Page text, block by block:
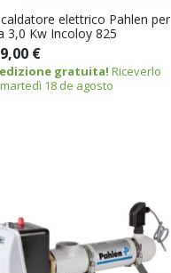
elettrico Pahlen per
3,0 Kw Incoloy 825
€
gratuita! Riceverlo
18 de agosto